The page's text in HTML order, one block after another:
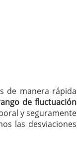
de manera rápida
de fluctuación
y seguramente
las desviaciones